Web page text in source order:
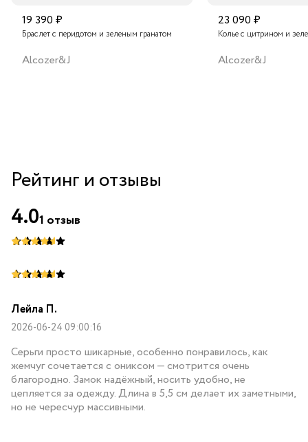
19 390 ₽
Браслет с перидотом и зеленым гранатом
Alcozer&J
23 090 ₽
Колье с цитрином и
Alcozer&J
Рейтинг и отзывы
Лейла П.
2026-06-24 09:00:16
Серьги просто шикарные, особенно понравилось, как
жемчуг сочетается с ониксом — смотрится очень
благородно. Замок надёжный, носить удобно, не
цепляется за одежду. Длина в 5,5 см делает их заметными,
но не чересчур массивными.
4.01 отзыв